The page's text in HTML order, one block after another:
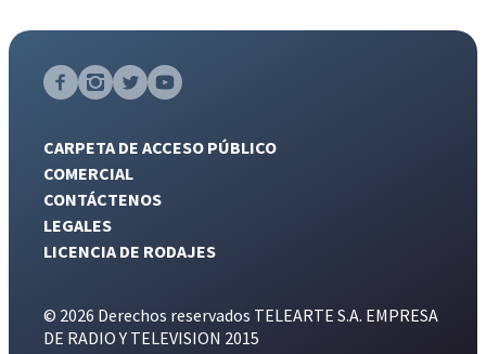
CARPETA DE ACCESO PÚBLICO
COMERCIAL
CONTÁCTENOS
LEGALES
LICENCIA DE RODAJES
© 2026 Derechos reservados TELEARTE S.A. EMPRESA
DE RADIO Y TELEVISION 2015